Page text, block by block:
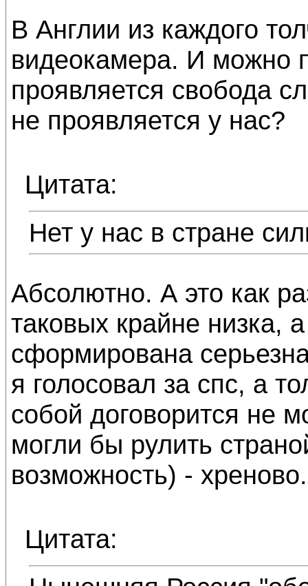
В Англии из каждого
видеокамера. И можно
проявляется свобода
не проявляется у нас?
Цитата:
Нет у нас в стране
Абсолютно. А это как
таковых крайне низка,
сформирована
я голосовал за спс, а
собой договорится не
могли бы рулить
возможность) - хреново.
Цитата: